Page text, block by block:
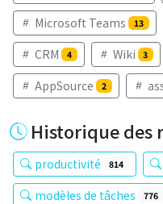
Microsoft Teams 13
CRM 4 Wiki 3
AppSource 2
Historique des
productivité 814
modèles de tâches 776